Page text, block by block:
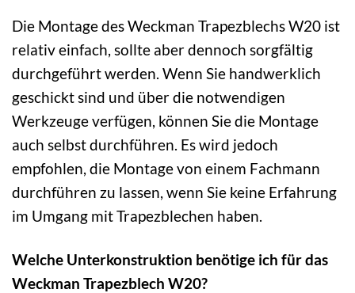
Die Montage des Weckman Trapezblechs W20 ist
relativ einfach, sollte aber dennoch sorgfältig
durchgeführt werden. Wenn Sie handwerklich
geschickt sind und über die notwendigen
Werkzeuge verfügen, können Sie die Montage
auch selbst durchführen. Es wird jedoch
empfohlen, die Montage von einem Fachmann
durchführen zu lassen, wenn Sie keine Erfahrung
im Umgang mit Trapezblechen haben.
Welche Unterkonstruktion benötige ich für das
Weckman Trapezblech W20?